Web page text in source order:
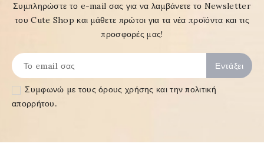
Συμπληρώστε το e-mail σας για να λαμβάνετε το Newsletter
του Cute Shop και μάθετε πρώτοι για τα νέα προϊόντα και τις
προσφορές μας!
Συμφωνώ με τουςόρους χρήσης και την πολιτική
απορρήτου.